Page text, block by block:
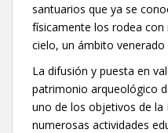
santuarios que ya se
físicamente los rodea
cielo, un ámbito
La difusión y puesta en
patrimonio arqueológico
uno de los objetivos de la
numerosas actividades